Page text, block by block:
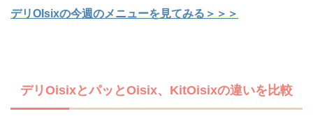
デリOIsixの今週のメニューを見てみる＞＞＞
デリOisixとパッとOisix、KitOisixの違いを比較